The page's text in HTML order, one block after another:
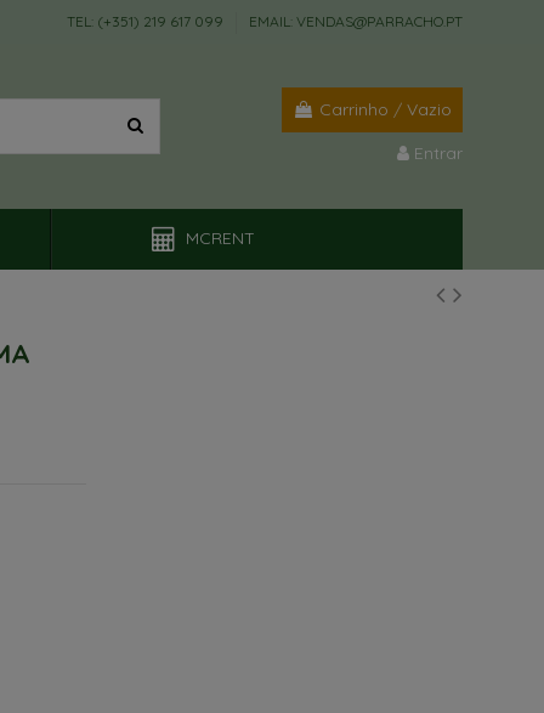
TEL: (+351) 219 617 099 EMAIL: VENDAS@PARRACHO.PT
Carrinho / Vazio
Entrar
MCRENT